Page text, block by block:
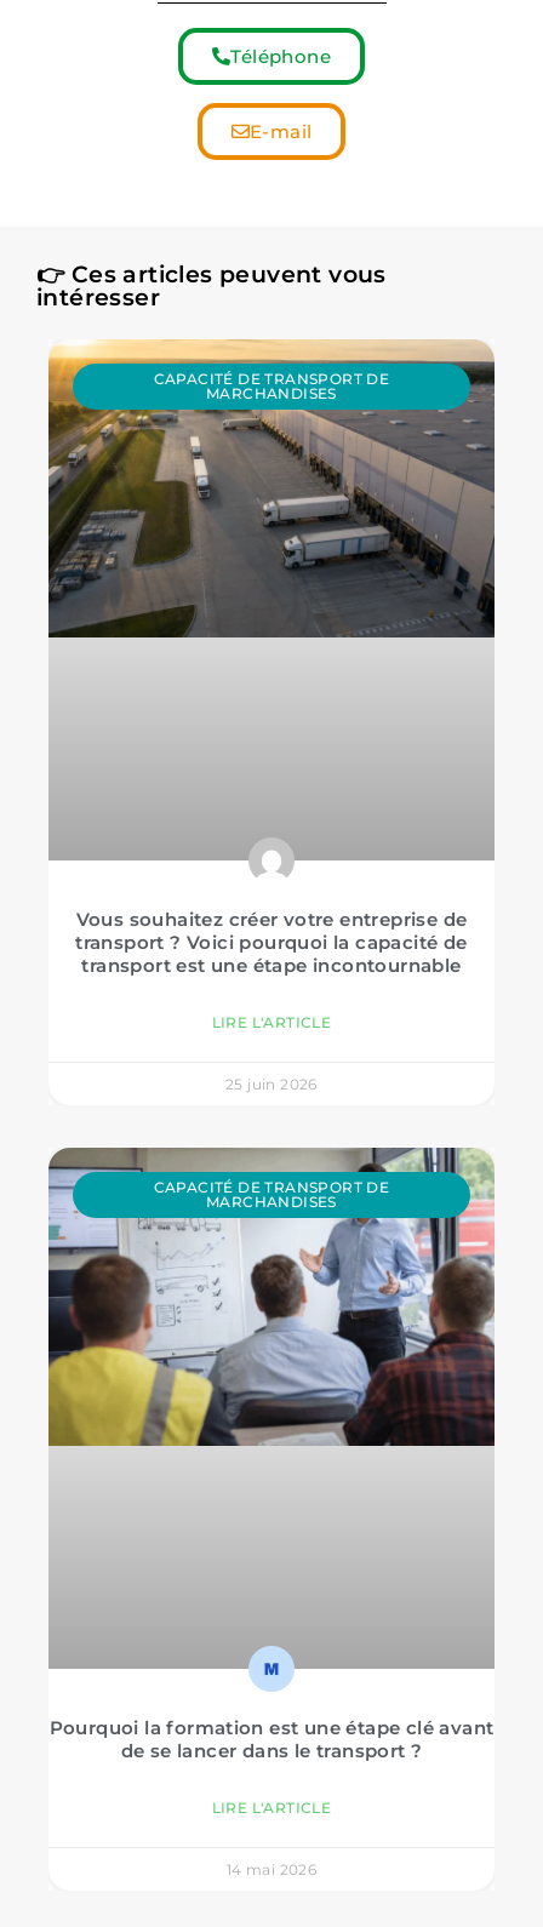
Téléphone
E-mail
👉 Ces articles peuvent vous
intéresser
CAPACITÉ DE TRANSPORT DE
MARCHANDISES
Vous souhaitez créer votre entreprise de
transport ? Voici pourquoi la capacité de
transport est une étape incontournable
LIRE L'ARTICLE
25 juin 2026
CAPACITÉ DE TRANSPORT DE
MARCHANDISES
Pourquoi la formation est une étape clé avant
de se lancer dans le transport ?
LIRE L'ARTICLE
14 mai 2026